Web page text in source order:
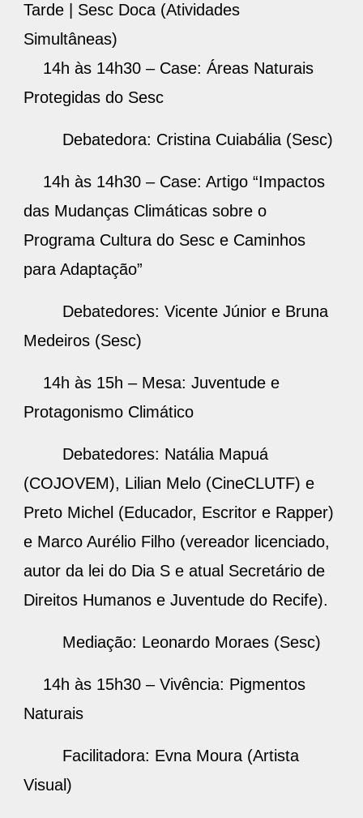
Tarde | Sesc Doca (Atividades
Simultâneas)
14h às 14h30 – Case: Áreas Naturais
Protegidas do Sesc
Debatedora: Cristina Cuiabália (Sesc)
14h às 14h30 – Case: Artigo “Impactos
das Mudanças Climáticas sobre o
Programa Cultura do Sesc e Caminhos
para Adaptação”
Debatedores: Vicente Júnior e Bruna
Medeiros (Sesc)
14h às 15h – Mesa: Juventude e
Protagonismo Climático
Debatedores: Natália Mapuá
(COJOVEM), Lilian Melo (CineCLUTF) e
Preto Michel (Educador, Escritor e Rapper)
e Marco Aurélio Filho (vereador licenciado,
autor da lei do Dia S e atual Secretário de
Direitos Humanos e Juventude do Recife).
Mediação: Leonardo Moraes (Sesc)
14h às 15h30 – Vivência: Pigmentos
Naturais
Facilitadora: Evna Moura (Artista
Visual)